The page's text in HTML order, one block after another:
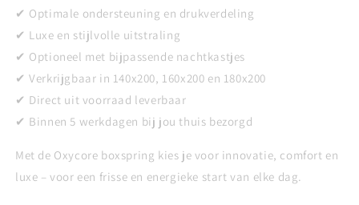
✔ Optimale ondersteuning en drukverdeling
✔ Luxe en stijlvolle uitstraling
✔ Optioneel met bijpassende nachtkastjes
✔ Verkrijgbaar in 140x200, 160x200 en 180x200
✔ Direct uit voorraad leverbaar
✔ Binnen 5 werkdagen bij jou thuis bezorgd
Met de Oxycore boxspring kies je voor innovatie, comfort en
luxe – voor een frisse en energieke start van elke dag.